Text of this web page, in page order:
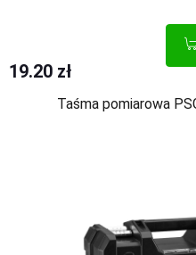
19.20 zł
Taśma pomiarowa